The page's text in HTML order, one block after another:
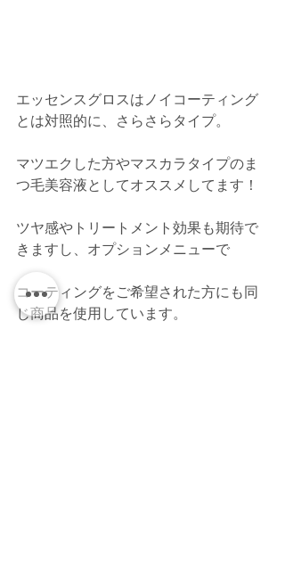
エッセンスグロスはノイコーティング
とは対照的に、さらさらタイプ。
マツエクした方やマスカラタイプのま
つ毛美容液としてオススメしてます！
ツヤ感やトリートメント効果も期待で
きますし、オプションメニューで
コーティングをご希望された方にも同
じ商品を使用しています。